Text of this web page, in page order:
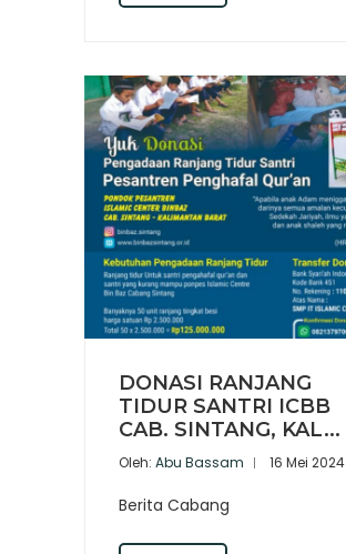
DONASI RANJANG
TIDUR SANTRI ICBB
CAB. SINTANG, KAL...
Oleh: Abu Bassam 16 Mei 2024
Berita Cabang